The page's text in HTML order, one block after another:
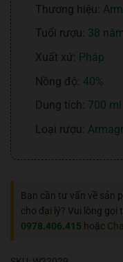
Thương hiệu:
Tuổi rượu: 38
Xuất xứ: Pháp
Nồng độ: 40%
Dung tích: 700 ml
Loại rượu:
Bạn cần tư vấn về sản
cho đại lý? Vui lòng
0978.406.415 hoặc